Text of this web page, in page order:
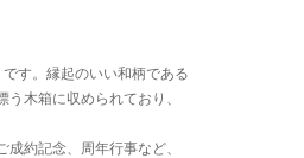
す。縁起のいい和柄である
木箱に収められており、
約記念、周年行事など、